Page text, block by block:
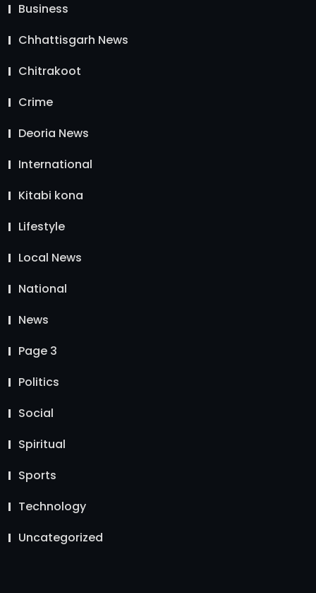
Business
Chhattisgarh News
Chitrakoot
Crime
Deoria News
International
Kitabi kona
Lifestyle
Local News
National
News
Page 3
Politics
Social
Spiritual
Sports
Technology
Uncategorized